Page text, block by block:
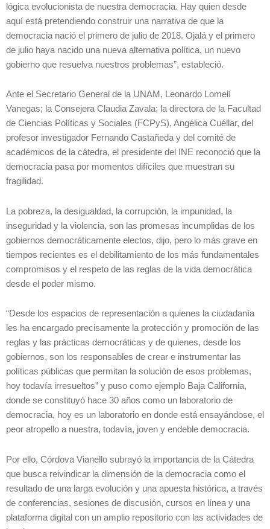
lógica evolucionista de nuestra democracia. Hay quien desde
aquí está pretendiendo construir una narrativa de que la
democracia nació el primero de julio de 2018. Ojalá y el primero
de julio haya nacido una nueva alternativa política, un nuevo
gobierno que resuelva nuestros problemas”, estableció.
Ante el Secretario General de la UNAM, Leonardo Lomelí
Vanegas; la Consejera Claudia Zavala; la directora de la Facultad
de Ciencias Políticas y Sociales (FCPyS), Angélica Cuéllar, del
profesor investigador Fernando Castañeda y del comité de
académicos de la cátedra, el presidente del INE reconoció que la
democracia pasa por momentos difíciles que muestran su
fragilidad.
La pobreza, la desigualdad, la corrupción, la impunidad, la
inseguridad y la violencia, son las promesas incumplidas de los
gobiernos democráticamente electos, dijo, pero lo más grave en
tiempos recientes es el debilitamiento de los más fundamentales
compromisos y el respeto de las reglas de la vida democrática
desde el poder mismo.
“Desde los espacios de representación a quienes la ciudadanía
les ha encargado precisamente la protección y promoción de las
reglas y las prácticas democráticas y de quienes, desde los
gobiernos, son los responsables de crear e instrumentar las
políticas públicas que permitan la solución de esos problemas,
hoy todavía irresueltos” y puso como ejemplo Baja California,
donde se constituyó hace 30 años como un laboratorio de
democracia, hoy es un laboratorio en donde está ensayándose, el
peor atropello a nuestra, todavía, joven y endeble democracia.
Por ello, Córdova Vianello subrayó la importancia de la Cátedra
que busca reivindicar la dimensión de la democracia como el
resultado de una larga evolución y una apuesta histórica, a través
de conferencias, sesiones de discusión, cursos en línea y una
plataforma digital con un amplio repositorio con las actividades de